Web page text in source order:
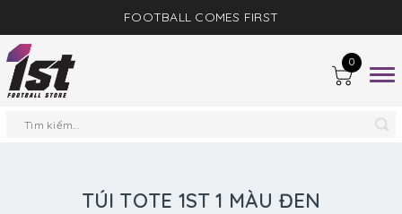
FOOTBALL COMES FIRST
0
TÚI TOTE 1ST 1 MÀU ĐEN